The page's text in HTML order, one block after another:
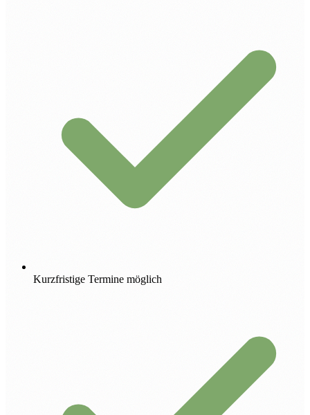
Kurzfristige Termine möglich